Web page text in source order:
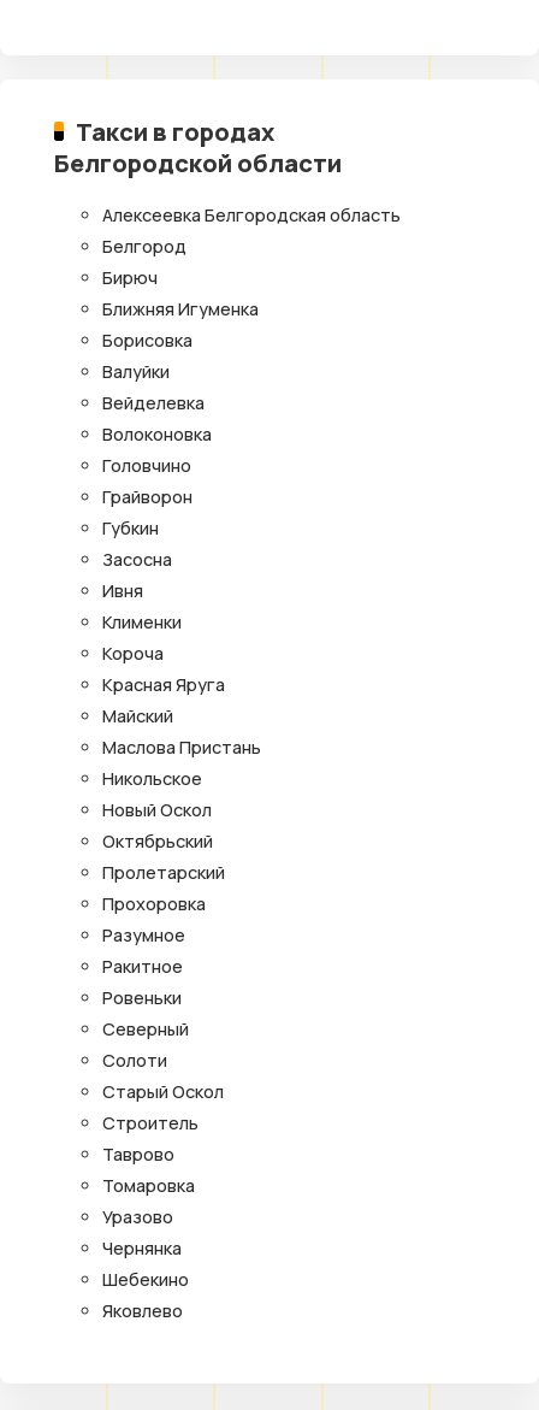
Такси в городах
Белгородской области
Алексеевка Белгородская область
Белгород
Бирюч
Ближняя Игуменка
Борисовка
Валуйки
Вейделевка
Волоконовка
Головчино
Грайворон
Губкин
Засосна
Ивня
Клименки
Короча
Красная Яруга
Майский
Маслова Пристань
Никольское
Новый Оскол
Октябрьский
Пролетарский
Прохоровка
Разумное
Ракитное
Ровеньки
Северный
Солоти
Старый Оскол
Строитель
Таврово
Томаровка
Уразово
Чернянка
Шебекино
Яковлево